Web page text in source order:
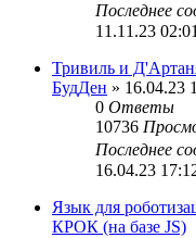
Последнее
11.11.23 02:01
Тривиль и
БудДен » 16.04.23
0 Ответы
10736
Последнее
16.04.23
Язык для
КРОК (на базе JS)